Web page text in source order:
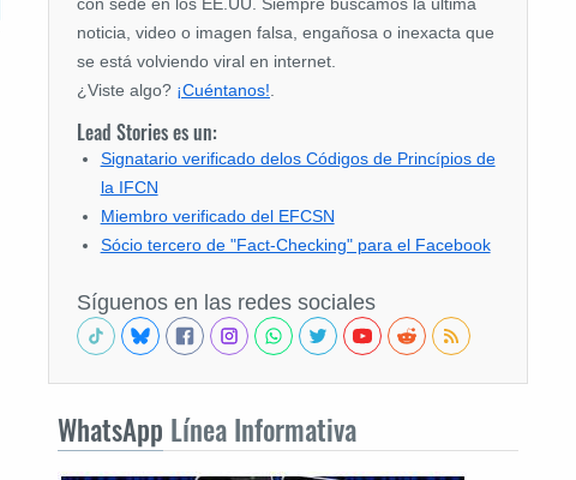
noticia, video o imagen falsa, engañosa o inexacta que
se está volviendo viral en internet.
¿Viste algo? ¡Cuéntanos!
Lead Stories es un:
Signatario verificado delos Códigos de Princípios de
la IFCN
Miembro verificado del EFCSN
Sócio tercero de "Fact-Checking" para el Facebook
Síguenos en las redes sociales
WhatsApp Línea Informativa